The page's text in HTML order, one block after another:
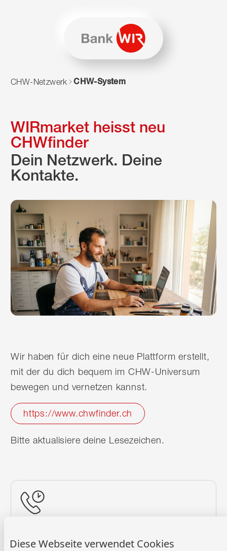
Diese Webseite verwendet Cookies
Zum Navigieren dieser Seite wird JavaScript benötigt.
CHW-Netzwerk CHW-System
WIRmarket heisst neu
CHWfinder
Dein Netzwerk. Deine
Kontakte.
Wir haben für dich eine neue Plattform erstellt,
mit der du dich bequem im CHW-Universum
bewegen und vernetzen kannst.
https://www.chwfinder.ch
Bitte aktualisiere deine Lesezeichen.